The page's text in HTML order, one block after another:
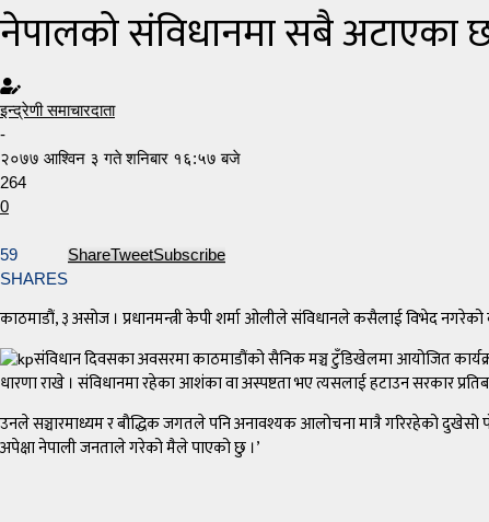
नेपालको संविधानमा सबै अटाएका
इन्द्रेणी समाचारदाता
-
२०७७ आश्विन ३ गते शनिबार १६:५७ बजे
264
0
59
SHARES
ShareTweetSubscribe
काठमाडौं, ३ असोज । प्रधानमन्त्री केपी शर्मा ओलीले संविधानले कसैलाई विभेद
संविधान दिवसका अवसरमा काठमाडौंको सैनिक मञ्च टुँडिखेलमा आयोजित
धारणा राखे । संविधानमा रहेका आशंका वा अस्पष्टता भए त्यसलाई हटाउन सरकार
उनले सञ्चारमाध्यम र बौद्धिक जगतले पनि अनावश्यक आलोचना मात्रै गरिरहेको दुखेसो
अपेक्षा नेपाली जनताले गरेको मैले पाएको छु ।’